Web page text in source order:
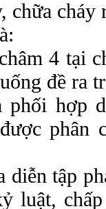
chữa
4 tại
đề ra
hợp
phân
tập
luật,